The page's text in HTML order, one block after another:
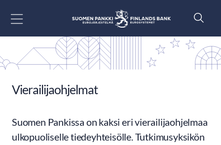
Vierailijaohjelmat
Suomen Pankissa on kaksi eri vierailijaohjelmaa
ulkopuoliselle tiedeyhteisölle. Tutkimusyksikön